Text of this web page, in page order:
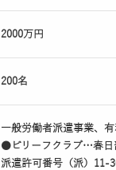
2000万円
200名
一般労働者派遣事業、
●ビリーフクラブ…春日
派遣許可番号（派）11-